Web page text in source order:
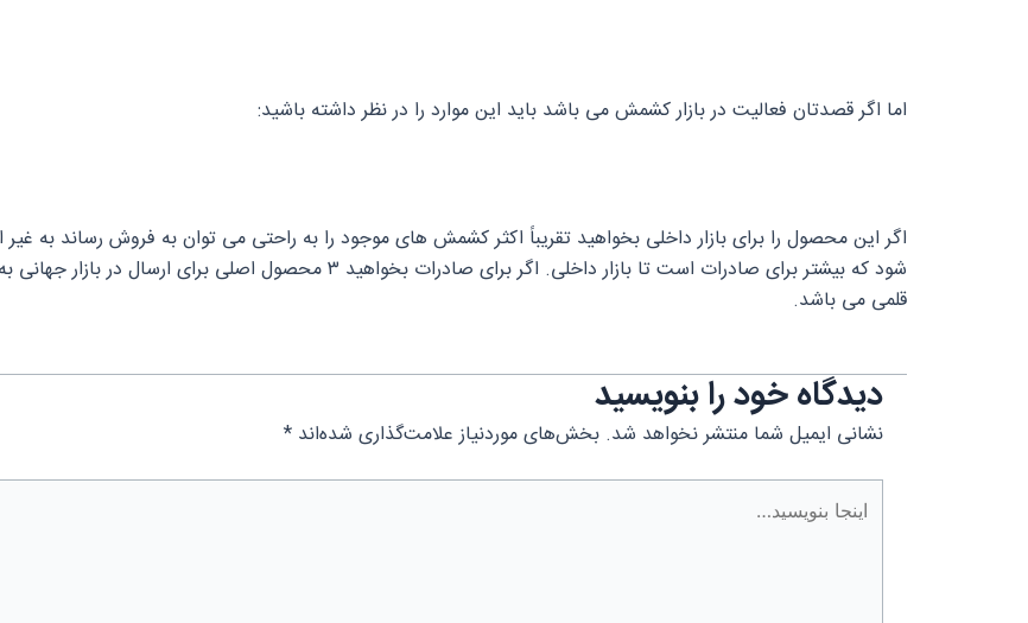
اما اگر قصدتان فعالیت در بازار کشمش می باشد باید این موارد را در نظر داشته باشید:
اگر این محصول را برای بازار داخلی بخواهید تقریباً اکثر کشمش های موجود را به راحتی می توان به فروش رساند به
شود که بیشتر برای صادرات است تا بازار داخلی. اگر برای صادرات بخواهید ۳ محصول اصلی برای ارسال در بازار جهانی به ترتیب
قلمی می باشد.
دیدگاه‌ خود را بنویسید
نشانی ایمیل شما منتشر نخواهد شد. بخش‌های موردنیاز علامت‌گذاری شده‌اند *
بنویسید…